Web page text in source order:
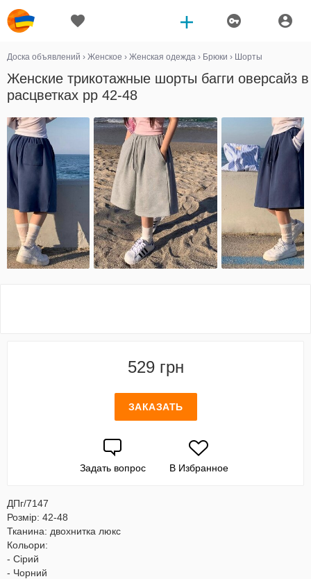
Доска объявлений › Женское › Женская одежда › Брюки › Шорты
Женские трикотажные шорты багги оверсайз в
расцветках рр 42-48
529 грн
ЗАКАЗАТЬ
Задать вопрос В Избранное
ДПг/7147
Розмір: 42-48
Тканина: двохнитка люкс
Кольори:
- Сірий
- Чорний